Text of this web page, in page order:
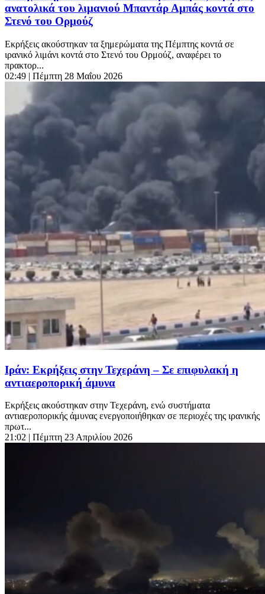
ανατολικά του λιμανιού Μπαντάρ Αμπάς κοντά στο
Στενό του Ορμούζ
Εκρήξεις ακούστηκαν τα ξημερώματα της Πέμπτης κοντά σε
ιρανικό λιμάνι κοντά στο Στενό του Ορμούζ, αναφέρει το
πρακτορ...
02:49 | Πέμπτη 28 Μαΐου 2026
Ιράν: Εκρήξεις στην Τεχεράνη – Σε επιφυλακή η
αντιαεροπορική άμυνα
Εκρήξεις ακούστηκαν στην Τεχεράνη, ενώ συστήματα
αντιαεροπορικής άμυνας ενεργοποιήθηκαν σε περιοχές της ιρανικής
πρωτ...
21:02 | Πέμπτη 23 Απριλίου 2026